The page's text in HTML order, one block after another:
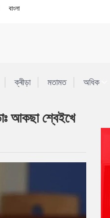
বাংলা
ক্ৰীড়া মতামত অধিক
আকছা শ্বেইখে